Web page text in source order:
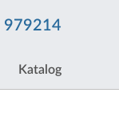
979214
Katalog